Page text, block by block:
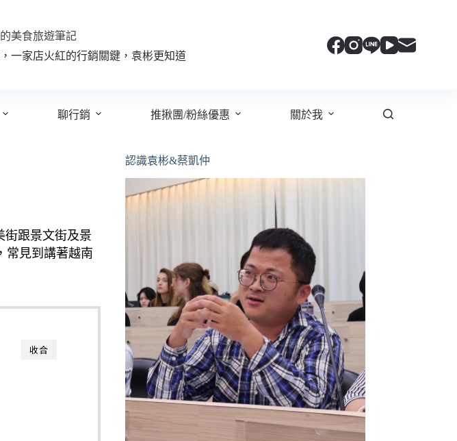
美食旅遊筆記
一家店火紅的行銷關鍵，袁彬更知道
聊行銷 推揪團/粉絲優惠 關於我
街跟景文街及景
常見到講著越南
收合
認識袁彬&蔡凱仲